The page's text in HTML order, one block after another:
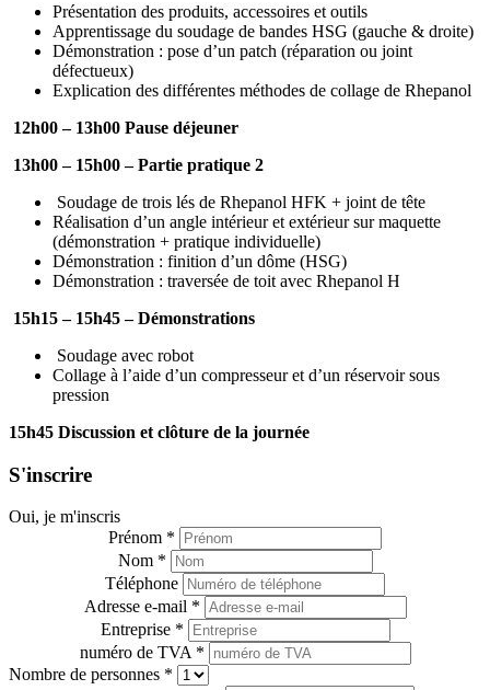
Présentation des produits, accessoires et outils
Apprentissage du soudage de bandes HSG (gauche & droite)
Démonstration : pose d’un patch (réparation ou joint
défectueux)
Explication des différentes méthodes de collage de Rhepanol
12h00 – 13h00 Pause déjeuner
13h00 – 15h00 – Partie pratique 2
Soudage de trois lés de Rhepanol HFK + joint de tête
Réalisation d’un angle intérieur et extérieur sur maquette
(démonstration + pratique individuelle)
Démonstration : finition d’un dôme (HSG)
Démonstration : traversée de toit avec Rhepanol H
15h15 – 15h45 – Démonstrations
Soudage avec robot
Collage à l’aide d’un compresseur et d’un réservoir sous
pression
15h45 Discussion et clôture de la journée
S'inscrire
Oui, je m'inscris
Prénom *
Nom *
Téléphone
Adresse e-mail *
Entreprise *
numéro de TVA *
Nombre de personnes *